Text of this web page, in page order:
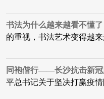
书法为什么越来越看不懂
的重视，书法艺术变得越
同袍偕行——长沙抗击新冠
平总书记关于坚决打赢疫